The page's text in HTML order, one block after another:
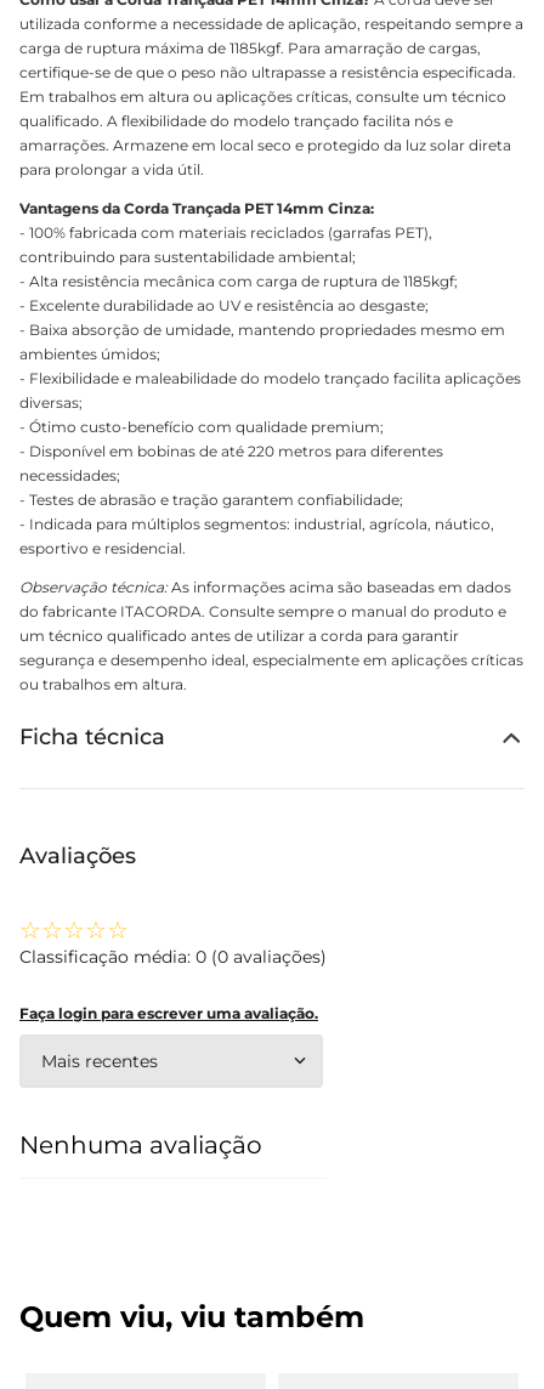
utilizada conforme a necessidade de aplicação, respeitando sempre a
carga de ruptura máxima de 1185kgf. Para amarração de cargas,
certifique-se de que o peso não ultrapasse a resistência especificada.
Em trabalhos em altura ou aplicações críticas, consulte um técnico
qualificado. A flexibilidade do modelo trançado facilita nós e
amarrações. Armazene em local seco e protegido da luz solar direta
para prolongar a vida útil.
Vantagens da Corda Trançada PET 14mm Cinza:
- 100% fabricada com materiais reciclados (garrafas PET),
contribuindo para sustentabilidade ambiental;
- Alta resistência mecânica com carga de ruptura de 1185kgf;
- Excelente durabilidade ao UV e resistência ao desgaste;
- Baixa absorção de umidade, mantendo propriedades mesmo em
ambientes úmidos;
- Flexibilidade e maleabilidade do modelo trançado facilita aplicações
diversas;
- Ótimo custo-benefício com qualidade premium;
- Disponível em bobinas de até 220 metros para diferentes
necessidades;
- Testes de abrasão e tração garantem confiabilidade;
- Indicada para múltiplos segmentos: industrial, agrícola, náutico,
esportivo e residencial.
Observação técnica:As informações acima são baseadas em dados
do fabricante ITACORDA. Consulte sempre o manual do produto e
um técnico qualificado antes de utilizar a corda para garantir
segurança e desempenho ideal, especialmente em aplicações críticas
ou trabalhos em altura.
Ficha técnica
Avaliações
☆☆☆☆☆
Classificação média: 0 (0 avaliações)
Faça login para escrever uma avaliação.
Mais recentes
Nenhuma avaliação
Quem viu, viu também